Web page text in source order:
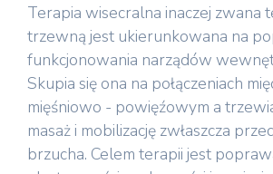
Terapia wisecralna inaczej zwana
trzewną jest ukierunkowana na
funkcjonowania narządów
Skupia się ona na połączeniach
mięśniowo - powięźowym a
masaż i mobilizację zwłaszcza
brzucha. Celem terapii jest